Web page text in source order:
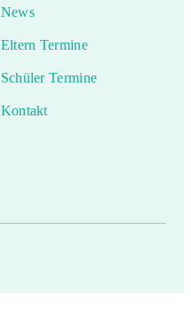
News
Eltern Termine
Schüler Termine
Kontakt